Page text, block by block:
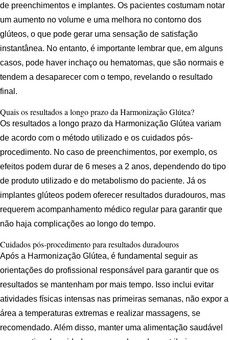
de preenchimentos e implantes. Os pacientes costumam notar
um aumento no volume e uma melhora no contorno dos
glúteos, o que pode gerar uma sensação de satisfação
instantânea. No entanto, é importante lembrar que, em alguns
casos, pode haver inchaço ou hematomas, que são normais e
tendem a desaparecer com o tempo, revelando o resultado
final.
Quais os resultados a longo prazo da Harmonização Glútea?
Os resultados a longo prazo da Harmonização Glútea variam
de acordo com o método utilizado e os cuidados pós-
procedimento. No caso de preenchimentos, por exemplo, os
efeitos podem durar de 6 meses a 2 anos, dependendo do tipo
de produto utilizado e do metabolismo do paciente. Já os
implantes glúteos podem oferecer resultados duradouros, mas
requerem acompanhamento médico regular para garantir que
não haja complicações ao longo do tempo.
Cuidados pós-procedimento para resultados duradouros
Após a Harmonização Glútea, é fundamental seguir as
orientações do profissional responsável para garantir que os
resultados se mantenham por mais tempo. Isso inclui evitar
atividades físicas intensas nas primeiras semanas, não expor a
área a temperaturas extremas e realizar massagens, se
recomendado. Além disso, manter uma alimentação saudável